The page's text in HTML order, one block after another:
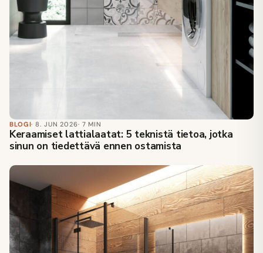
BLOGI· 8. JUN 2026· 7 MIN
Keraamiset lattialaatat: 5 teknistä tietoa, jotka
sinun on tiedettävä ennen ostamista